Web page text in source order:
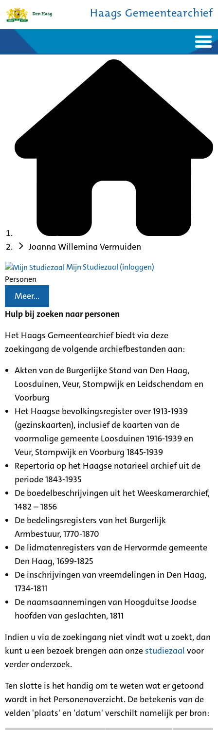
Haags Gemeentearchief
Bronnen en collecties
Joanna Willemina Vermuiden
Mijn Studiezaal (inloggen)
Personen
Meer...
Hulp bij zoeken naar personen
Het Haags Gemeentearchief biedt via deze
zoekingang de volgende archiefbestanden aan:
Akten van de Burgerlijke Stand van Den Haag,
Loosduinen, Veur, Stompwijk en Leidschendam en
Voorburg
Het Haagse bevolkingsregister over 1913-1939
(gezinskaarten), inclusief de kaarten van de
voormalige gemeente Loosduinen 1916-1939 en
Veur, Stompwijk en Voorburg 1845-1939
Repertoria op het Haagse notarieel archief uit de
periode 1843-1935
De boedelbeschrijvingen uit het Weeskamerarchief,
1482 – 1856
De bedelingsregisters van het Burgerlijk
Armbestuur, 1770-1870
De lidmatenregisters van de Hervormde gemeente
Den Haag, 1699-1825
De inschrijvingen van vreemdelingen in Den Haag,
1734-1811
De naamsaannemingen van Hoogduitse Joodse
hoofden van geslachten, 1811
Indien u via de zoekingang niet vindt wat u zoekt, dan
kunt u een bezoek brengen aan onze studiezaal voor
verder onderzoek.
Ten slotte is het handig om te weten wat er getoond
wordt in het Personenoverzicht. De betekenis van de
velden 'plaats' en 'datum' verschilt namelijk per bron: